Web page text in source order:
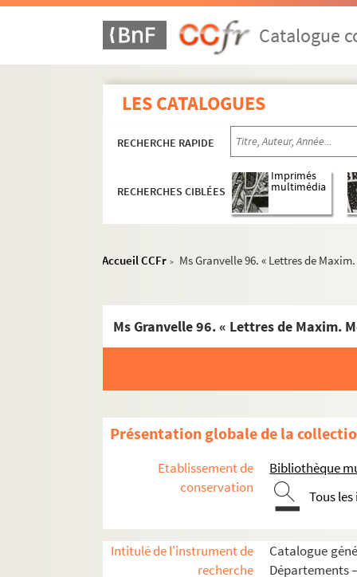
Catalogue
LES CATALOGUES
RECHERCHE RAPIDE
RECHERCHES CIBLÉES
Imprimés
multimédia
Accueil CCFr > Ms Granvelle 96. « Lettres de
Ms Granvelle 96. « Lettres de Maxim.
Présentation globale de la
Etablissement de
conservation
Bibliothèque
Tous
Intitulé de l'instrument de
recherche
Catalogue
Départements
Ms Granvelle 82. « Lettres de Joachim
Ms Granvelle 83. Lettres à Jacques de
Ms Granvelle 84. Lettre à Jacques de Saint-
Ms Granvelle 85. Lettres à Jacques de